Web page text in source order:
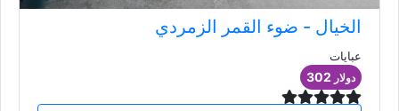
الخيال - ضوء القمر الزمردي
عبايات
302 دولار